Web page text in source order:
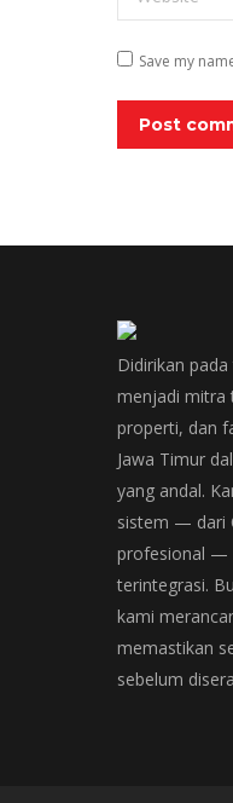
Save my
Post
Didirikan
menjadi mitra
properti, dan
Jawa Timur
yang andal.
sistem — dari
profesional —
terintegrasi.
kami
memastikan
sebelum